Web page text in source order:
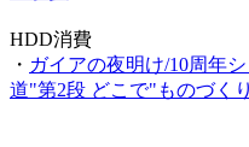
HDD消費
・ ガイアの夜明け/10周年
道"第2段 どこで"ものづく